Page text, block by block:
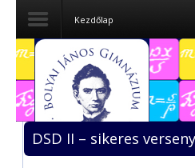
Dokumentumok
Felvételizőknek
Pályázatok
Kezdőlap
DSD II – sikeres